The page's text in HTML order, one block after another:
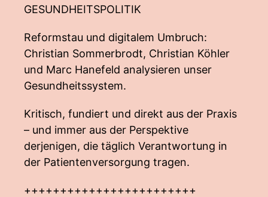
GESUNDHEITSPOLITIK
Reformstau und digitalem Umbruch:
Christian Sommerbrodt, Christian Köhler
und Marc Hanefeld analysieren unser
Gesundheitssystem.
Kritisch, fundiert und direkt aus der Praxis
– und immer aus der Perspektive
derjenigen, die täglich Verantwortung in
der Patientenversorgung tragen.
++++++++++++++++++++++++